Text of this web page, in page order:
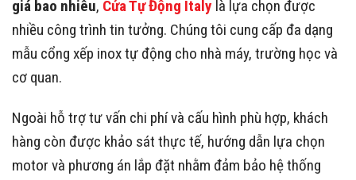
hình phù hợp hơn cho từng công trình. Điều này giúp hạn
chế lỗi phát sinh trong quá trình sử dụng. Ngoài lắp đặt,
khách hàng cũng nên quan tâm đến chính sách bảo hành
và hỗ trợ kỹ thuật sau thi công.
Cửa Tự Động Italy – Đơn vị cung cấp cổng xếp
inox tự động uy tín
Nếu khách hàng đang tìm hiểucổng xếp inox tự động